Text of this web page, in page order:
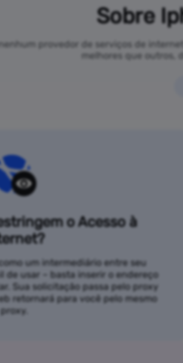
Sobre
provedor de serviços de
melhores que outros,
o Acesso à
um intermediário entre seu
de usar – basta inserir o endereço
Sua solicitação passa pelo proxy
retornará para você pelo mesmo
proxy.